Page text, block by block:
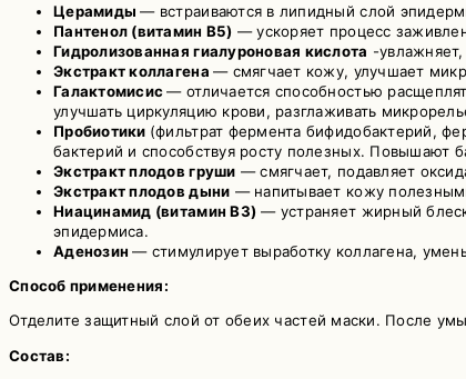
Церамиды— встраиваются в липидный слой
Пантенол (витамин B5) — ускоряет процесс
Гидролизованная гиалуроновая кислота -
Экстракт коллагена— смягчает кожу, улучшает
Галактомисис— отличается способностью
улучшать циркуляцию крови, разглаживать
Пробиотики (фильтрат фермента бифидобактерий,
бактерий и способствуя росту полезных. Повышают
Экстракт плодов груши — смягчает, подавляет
Экстракт плодов дыни — напитывает кожу
Ниацинамид (витамин B3) — устраняет жирный
эпидермиса.
Аденозин— стимулирует выработку коллагена,
Способ применения:
Отделите защитный слой от обеих частей маски. После
Состав: